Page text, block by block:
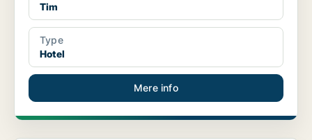
Tim
Type
Hotel
Mere info